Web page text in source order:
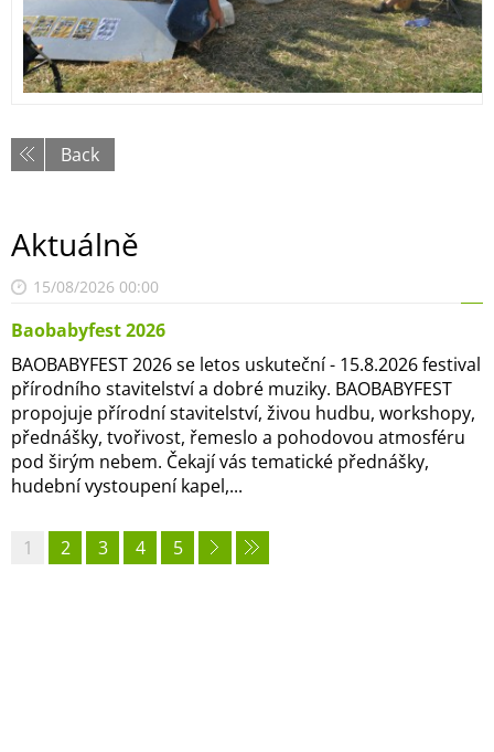
Back
Aktuálně
15/08/2026 00:00
Baobabyfest 2026
BAOBABYFEST 2026 se letos uskuteční - 15.8.2026 festival
přírodního stavitelství a dobré muziky. BAOBABYFEST
propojuje přírodní stavitelství, živou hudbu, workshopy,
přednášky, tvořivost, řemeslo a pohodovou atmosféru
pod širým nebem. Čekají vás tematické přednášky,
hudební vystoupení kapel,...
1 2 3 4 5